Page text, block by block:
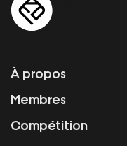
À propos
Membres
Compétition